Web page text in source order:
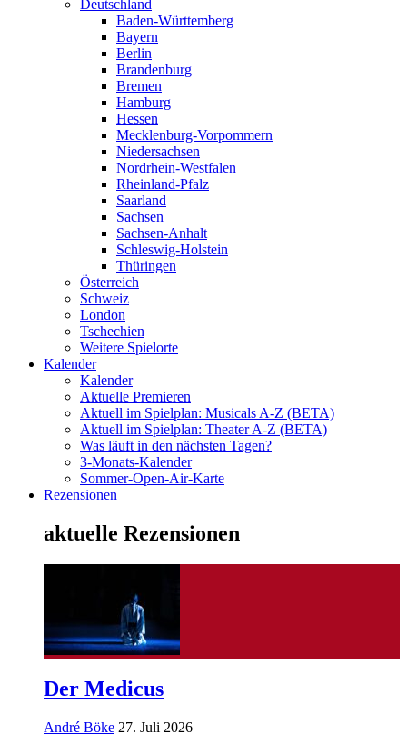
Deutschland
Baden-Württemberg
Bayern
Berlin
Brandenburg
Bremen
Hamburg
Hessen
Mecklenburg-Vorpommern
Niedersachsen
Nordrhein-Westfalen
Rheinland-Pfalz
Saarland
Sachsen
Sachsen-Anhalt
Schleswig-Holstein
Thüringen
Österreich
Schweiz
London
Tschechien
Weitere Spielorte
Kalender
Kalender
Aktuelle Premieren
Aktuell im Spielplan: Musicals A-Z (BETA)
Aktuell im Spielplan: Theater A-Z (BETA)
Was läuft in den nächsten Tagen?
3-Monats-Kalender
Sommer-Open-Air-Karte
Rezensionen
aktuelle Rezensionen
Der Medicus
André Böke 27. Juli 2026